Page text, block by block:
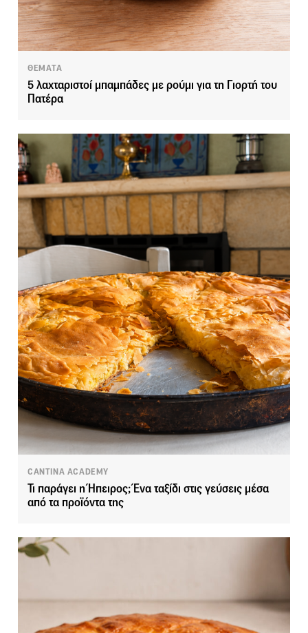
ΘΕΜΑΤΑ
5 λαχταριστοί μπαμπάδες με ρούμι για τη Γιορτή του
Πατέρα
CANTINA ACADEMY
Τι παράγει η Ήπειρος; Ένα ταξίδι στις γεύσεις μέσα
από τα προϊόντα της